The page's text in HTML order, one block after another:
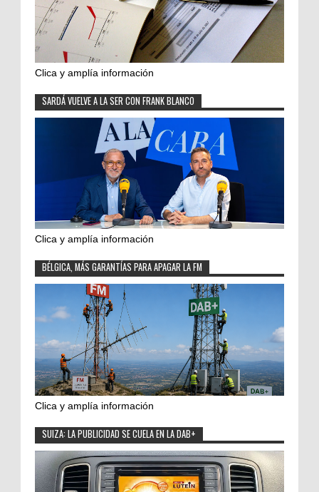
Clica y amplía información
SARDÁ VUELVE A LA SER CON FRANK BLANCO
Clica y amplía información
BÉLGICA, MÁS GARANTÍAS PARA APAGAR LA FM
Clica y amplía información
SUIZA: LA PUBLICIDAD SE CUELA EN LA DAB+